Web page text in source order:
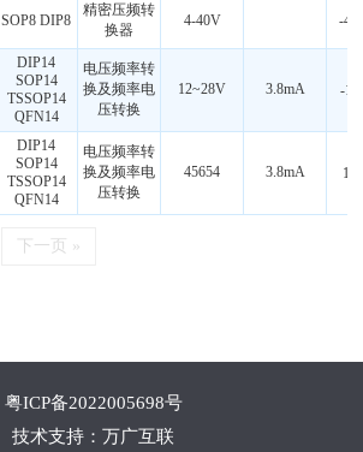
SOP8 DIP8
精密压频转
换器
4-40V -
DIP14
SOP14
TSSOP14
QFN14
电压频率转
换及频率电
压转换
12~28V 3.8mA -
DIP14
SOP14
TSSOP14
QFN14
电压频率转
换及频率电
压转换
45654 3.8mA
下一页 »
粤ICP备2022005698号
技术支持：万广互联